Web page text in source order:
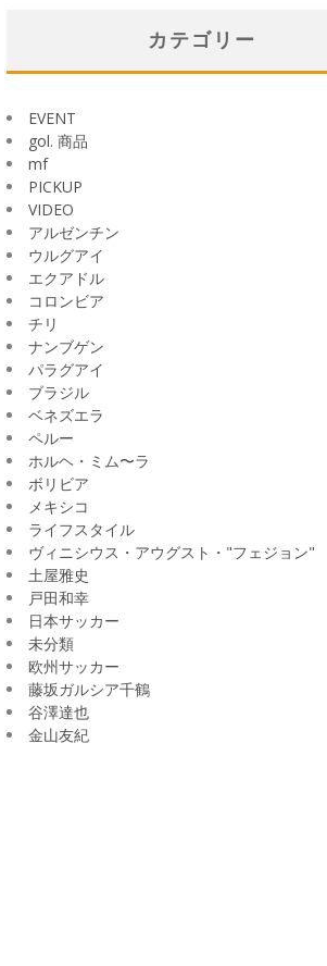
カテゴリー
EVENT
gol. 商品
mf
PICKUP
VIDEO
アルゼンチン
ウルグアイ
エクアドル
コロンビア
チリ
ナンブゲン
パラグアイ
ブラジル
ベネズエラ
ペルー
ホルヘ・ミム〜ラ
ボリビア
メキシコ
ライフスタイル
ヴィニシウス・アウグスト・"フェジョン"
土屋雅史
戸田和幸
日本サッカー
未分類
欧州サッカー
藤坂ガルシア千鶴
谷澤達也
金山友紀